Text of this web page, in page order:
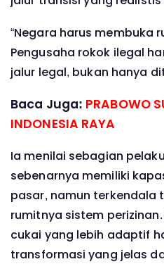
“Negara harus membuka
Pengusaha rokok ilegal
jalur legal, bukan hanya
Baca Juga: PRABOWO
INDONESIA RAYA
Ia menilai sebagian
sebenarnya memiliki
pasar, namun terkendala
rumitnya sistem
cukai yang lebih adaptif
transformasi yang jelas